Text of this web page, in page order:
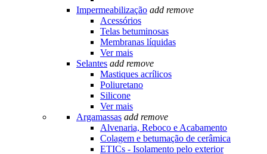
Impermeabilização add remove
Acessórios
Telas betuminosas
Membranas líquidas
Ver mais
Selantes add remove
Mastiques acrílicos
Poliuretano
Silicone
Ver mais
Argamassas add remove
Alvenaria, Reboco e Acabamento
Colagem e betumação de cerâmica
ETICs - Isolamento pelo exterior